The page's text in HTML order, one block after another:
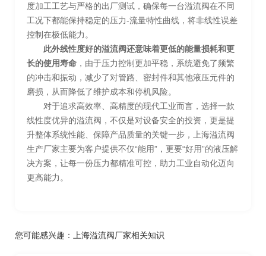
度加工工艺与严格的出厂测试，确保每一台溢流阀在不同
工况下都能保持稳定的压力-流量特性曲线，将非线性误差
控制在极低能力。
此外线性度好的溢流阀还意味着更低的能量损耗和更
长的使用寿命 ，由于压力控制更加平稳，系统避免了频繁
的冲击和振动，减少了对管路、密封件和其他液压元件的
磨损，从而降低了维护成本和停机风险。
对于追求高效率、高精度的现代工业而言，选择一款
线性度优异的溢流阀，不仅是对设备安全的投资，更是提
升整体系统性能、保障产品质量的关键一步，上海溢流阀
生产厂家主要为客户提供不仅“能用”，更要“好用”的液压解
决方案，让每一份压力都精准可控，助力工业自动化迈向
更高能力。
您可能感兴趣： 上海溢流阀厂家相关知识